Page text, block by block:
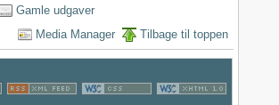
Gamle udgaver
Media Manager
Tilbage til toppen